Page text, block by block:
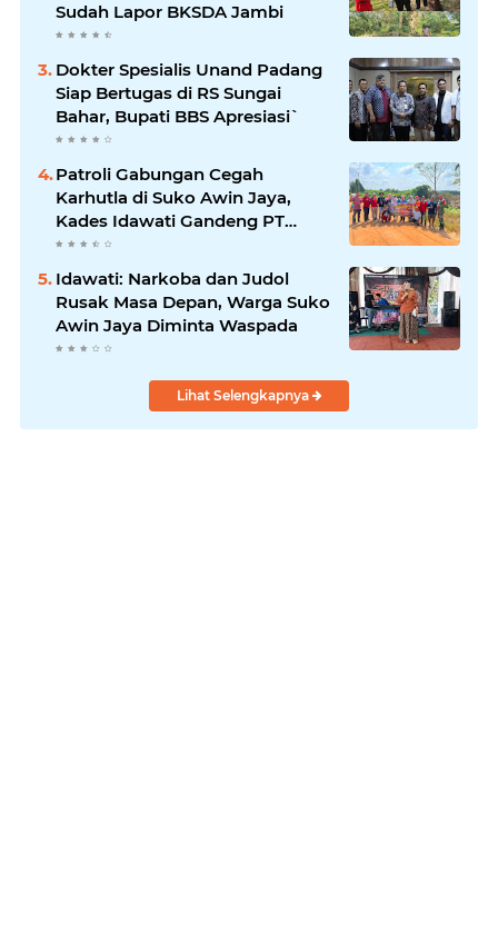
Sudah Lapor BKSDA Jambi
Dokter Spesialis Unand Padang
Siap Bertugas di RS Sungai
Bahar, Bupati BBS Apresiasi`
Patroli Gabungan Cegah
Karhutla di Suko Awin Jaya,
Kades Idawati Gandeng PT
BBB-S, TNI dan BPD
Idawati: Narkoba dan Judol
Rusak Masa Depan, Warga Suko
Awin Jaya Diminta Waspada
Lihat Selengkapnya